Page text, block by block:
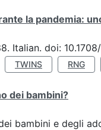
la pandemia:
Italian. doi:
TWINS RNG
dei bambini?
bambini e degli